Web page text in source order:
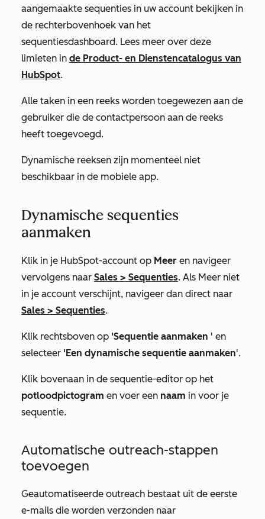
aangemaakte sequenties in uw account bekijken in
de rechterbovenhoek van het
sequentiesdashboard. Lees meer over deze
limieten in de Product- en Dienstencatalogus van
HubSpot.
Alle taken in een reeks worden toegewezen aan de
gebruiker die de contactpersoon aan de reeks
heeft toegevoegd.
Dynamische reeksen zijn momenteel niet
beschikbaar in de mobiele app.
Dynamische sequenties
aanmaken
Klik in je HubSpot-account op Meer en navigeer
vervolgens naar Sales > Sequenties. Als Meer niet
in je account verschijnt, navigeer dan direct naar
Sales > Sequenties.
Klik rechtsboven op 'Sequentie aanmaken ' en
selecteer 'Een dynamische sequentie aanmaken'.
Klik bovenaan in de sequentie-editor op het
potloodpictogram en voer een naam in voor je
sequentie.
Automatische outreach-stappen
toevoegen
Geautomatiseerde outreach bestaat uit de eerste
e-mails die worden verzonden naar